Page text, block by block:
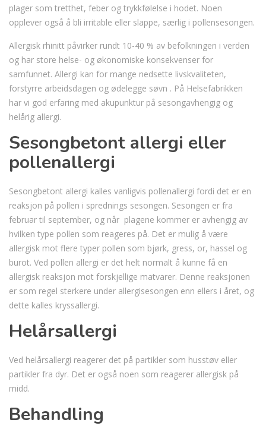
plager som tretthet, feber og trykkfølelse i hodet. Noen
opplever også å bli irritable eller slappe, særlig i pollensesongen.
Allergisk rhinitt påvirker rundt 10-40 % av befolkningen i verden
og har store helse- og økonomiske konsekvenser for
samfunnet. Allergi kan for mange nedsette livskvaliteten,
forstyrre arbeidsdagen og ødelegge søvn . På Helsefabrikken
har vi god erfaring med akupunktur på sesongavhengig og
helårig allergi.
Sesongbetont allergi eller
pollenallergi
Sesongbetont allergi kalles vanligvis pollenallergi fordi det er en
reaksjon på pollen i sprednings sesongen. Sesongen er fra
februar til september, og når plagene kommer er avhengig av
hvilken type pollen som reageres på. Det er mulig å være
allergisk mot flere typer pollen som bjørk, gress, or, hassel og
burot. Ved pollen allergi er det helt normalt å kunne få en
allergisk reaksjon mot forskjellige matvarer. Denne reaksjonen
er som regel sterkere under allergisesongen enn ellers i året, og
dette kalles kryssallergi.
Helårsallergi
Ved helårsallergi reagerer det på partikler som husstøv eller
partikler fra dyr. Det er også noen som reagerer allergisk på
midd.
Behandling